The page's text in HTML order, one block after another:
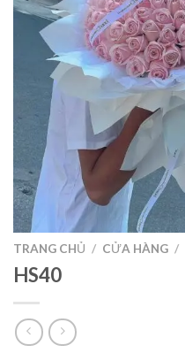
TRANG CHỦ / CỬA HÀNG /
HS40